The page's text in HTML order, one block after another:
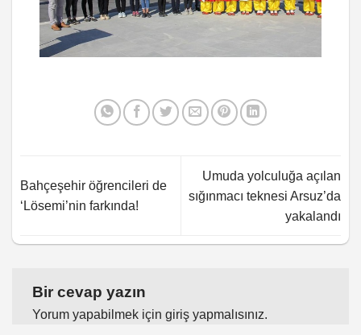
Bahçeşehir öğrencileri de
‘Lösemi’nin farkında!
Umuda yolculuğa açılan
sığınmacı teknesi Arsuz’da
yakalandı
Bir cevap yazın
Yorum yapabilmek için giriş yapmalısınız.